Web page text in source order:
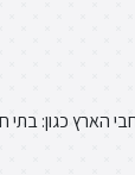
הארץ כגון: